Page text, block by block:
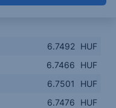
6.7492 HUF
6.7466
HUF
6.7501
HUF
6.7476
HUF